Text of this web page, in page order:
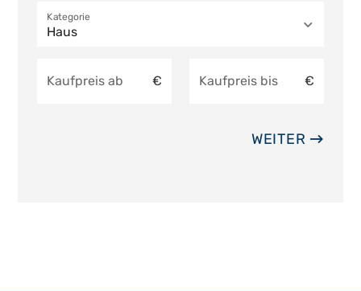
Kategorie
Haus
Kaufpreis ab € Kaufpreis bis €
WEITER